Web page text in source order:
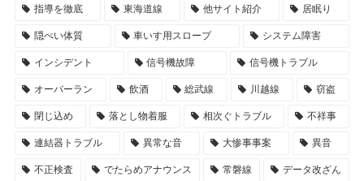
指導を徹底 東海道線 他サイト紹介 居眠り
隠ぺい体質 車いす用スロープ システム障害
インシデント 信号機故障 信号機トラブル
オーバーラン 飲酒 総武線 川越線 窃盗
閉じ込め 落とし物着服 相次ぐトラブル 不祥事
連結器トラブル 異常な音 大惨事事案 異音
不正検査 でたらめアナウンス 常磐線 データ改ざん